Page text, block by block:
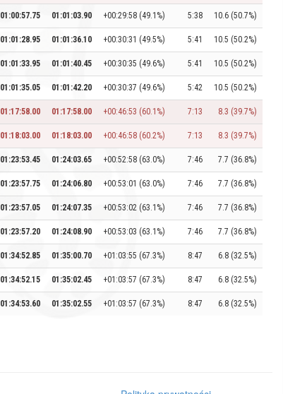
01:00:57.75 01:01:03.90 +00:29:58 (49.1%) 5:38 10.6 (50.7%)
01:01:28.95 01:01:36.10 +00:30:31 (49.5%) 5:41 10.5 (50.2%)
01:01:33.95 01:01:40.45 +00:30:35 (49.6%) 5:41 10.5 (50.2%)
01:01:35.05 01:01:42.20 +00:30:37 (49.6%) 5:42 10.5 (50.2%)
01:17:58.00 01:17:58.00 +00:46:53 (60.1%) 7:13 8.3 (39.7%)
01:18:03.00 01:18:03.00 +00:46:58 (60.2%) 7:13 8.3 (39.7%)
01:23:53.45 01:24:03.65 +00:52:58 (63.0%) 7:46 7.7 (36.8%)
01:23:57.75 01:24:06.80 +00:53:01 (63.0%) 7:46 7.7 (36.8%)
01:23:57.05 01:24:07.35 +00:53:02 (63.1%) 7:46 7.7 (36.8%)
01:23:57.20 01:24:08.90 +00:53:03 (63.1%) 7:46 7.7 (36.8%)
01:34:52.85 01:35:00.70 +01:03:55 (67.3%) 8:47 6.8 (32.5%)
01:34:52.15 01:35:02.45 +01:03:57 (67.3%) 8:47 6.8 (32.5%)
01:34:53.60 01:35:02.55 +01:03:57 (67.3%) 8:47 6.8 (32.5%)